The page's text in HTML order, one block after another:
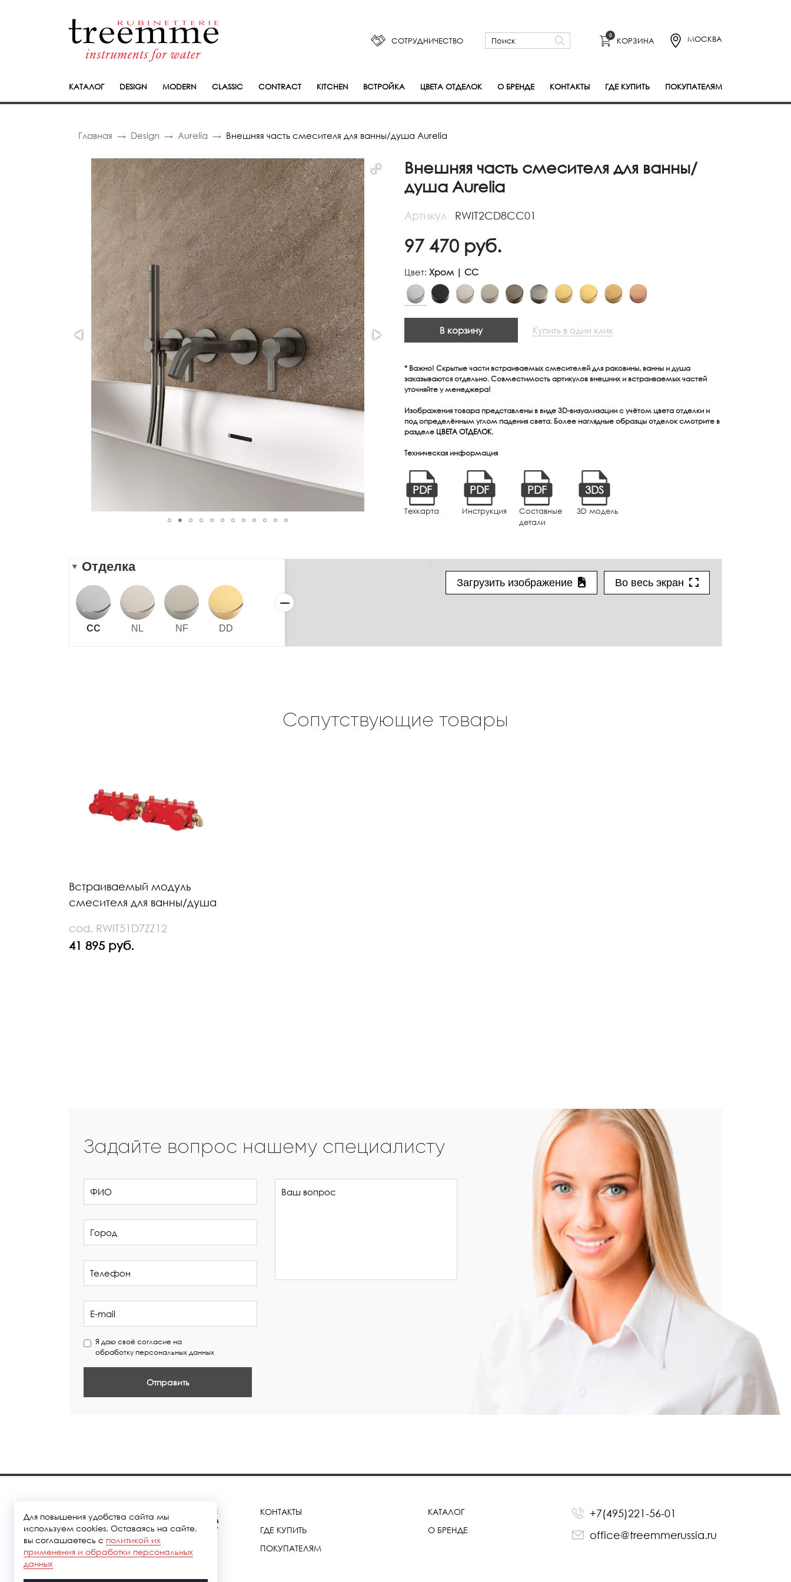
СОТРУДНИЧЕСТВО
0
КОРЗИНА МОСКВА
КАТАЛОГ DESIGN MODERN CLASSIC CONTRACT KITCHEN ВСТРОЙКА ЦВЕТА ОТДЕЛОК О БРЕНДЕ КОНТАКТЫ ГДЕ КУПИТЬ ПОКУПАТЕЛЯМ
Главная Design Aurelia Внешняя часть смесителя для ванны/душа Aurelia
Внешняя часть смесителя для ванны/
душа Aurelia
Артикул RWIT2CD8CC01
97 470 руб.
Цвет: Хром | CC
В корзину Купить в один клик
* Важно! Скрытые части встраиваемых смесителей для раковины, ванны и душа
заказываются отдельно. Совместимость артикулов внешних и встраиваемых частей
уточняйте у менеджера!
Изображения товара представлены в виде 3D-визуализации с учётом цвета отделки и
под определённым углом падения света. Более наглядные образцы отделок смотрите в
разделе ЦВЕТА ОТДЕЛОК.
Техническая информация
PDF
Техкарта
PDF
Инструкция
PDF
Составные
детали
3DS
3D модель
Сопутствующие товары
Встраиваемый модуль
смесителя для ванны/душа
cod. RWIT51D7ZZ12
41 895 руб.
Задайте вопрос нашему специалисту
Я даю своё согласие на
обработку персональных данных
Отправить
КОНТАКТЫ
ГДЕ КУПИТЬ
ПОКУПАТЕЛЯМ
КАТАЛОГ
О БРЕНДЕ
+7(495)221-56-01
office@treemmerussia.ru
Для повышения удобства сайта мы
используем cookies. Оставаясь на сайте,
вы соглашаетесь с политикой их
применения и обработки персональных
данных